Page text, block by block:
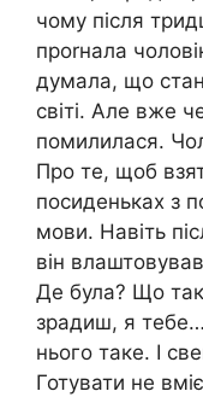
чому після
проrнала
думала, що
світі. Але вже
помилилася.
Про те, щоб
посиденьках з
мови. Навіть
він
Де була? Що
зрадиш, я
нього таке. І
Готувати не